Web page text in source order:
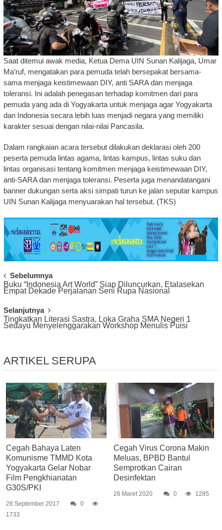
Saat ditemui awak media, Ketua Dema UIN Sunan Kalijaga, Umar
Ma’ruf, mengatakan para pemuda telah bersepakat bersama-
sama menjaga keistimewaan DIY, anti SARA dan menjaga
toleransi. Ini adalah penegasan terhadap komitmen dari para
pemuda yang ada di Yogyakarta untuk menjaga agar Yogyakarta
dan Indonesia secara lebih luas menjadi negara yang memiliki
karakter sesuai dengan nilai-nilai Pancasila.
Dalam rangkaian acara tersebut dilakukan deklarasi oleh 200
peserta pemuda lintas agama, lintas kampus, lintas suku dan
lintas organisasi tentang komitmen menjaga keistimewaan DIY,
anti-SARA dan menjaga toleransi. Peserta juga menandatangani
banner dukungan serta aksi simpati turun ke jalan seputar kampus
UIN Sunan Kalijaga menyuarakan hal tersebut. (TKS)
Post
Navigation
Sebelumnya
Buku “Indonesia Art World” Siap Diluncurkan, Etalasekan
Empat Dekade Perjalanan Seni Rupa Nasional
Selanjutnya
Tingkatkan Literasi Sastra, Loka Graha SMA Negeri 1
Sedayu Menyelenggarakan Workshop Menulis Puisi
ARTIKEL SERUPA
Cegah Bahaya Laten
Komunisme TMMD Kota
Yogyakarta Gelar Nobar
Film Pengkhianatan
G30S/PKI
28 September 2017
0
1733
Cegah Virus Corona Makin
Meluas, BPBD Bantul
Semprotkan Cairan
Desinfektan
26 Maret 2020 0 1285